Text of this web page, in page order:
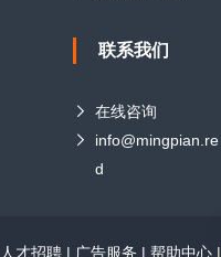
联系我们
在线咨询
info@mingpian.re
d
人才招聘 | 广告服务 | 帮助中心 |